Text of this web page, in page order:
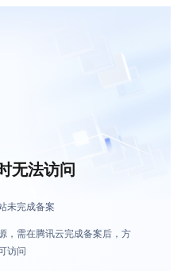
无法访问
未完成备案
，需在腾讯云完成备案后，方
访问